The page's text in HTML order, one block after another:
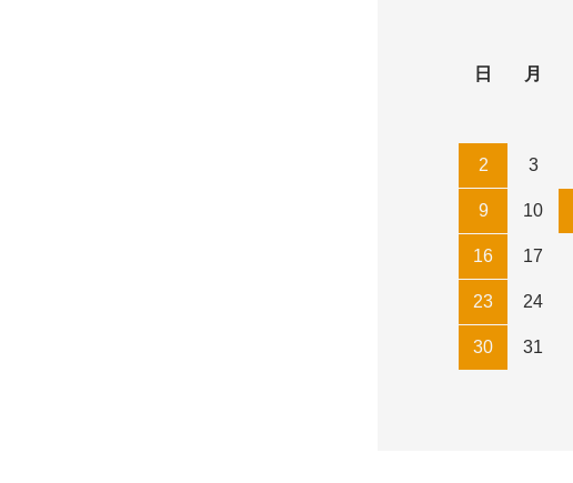
日
月
2 3
9 10
16 17
23 24
30 31